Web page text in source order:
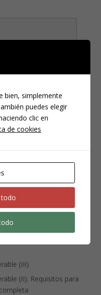
(III)
(II): Requisitos para
bien, simplemente
puedes elegir
clic en
de cookies
todo